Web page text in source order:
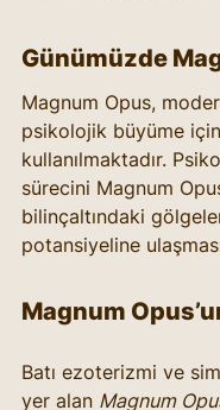
Günümüzde
Magnum Opus,
psikolojik büyüme
kullanılmaktadır.
sürecini Magnum
bilinçaltındaki
potansiyeline
Magnum
Batı ezoterizmi ve
yer alan Magnum